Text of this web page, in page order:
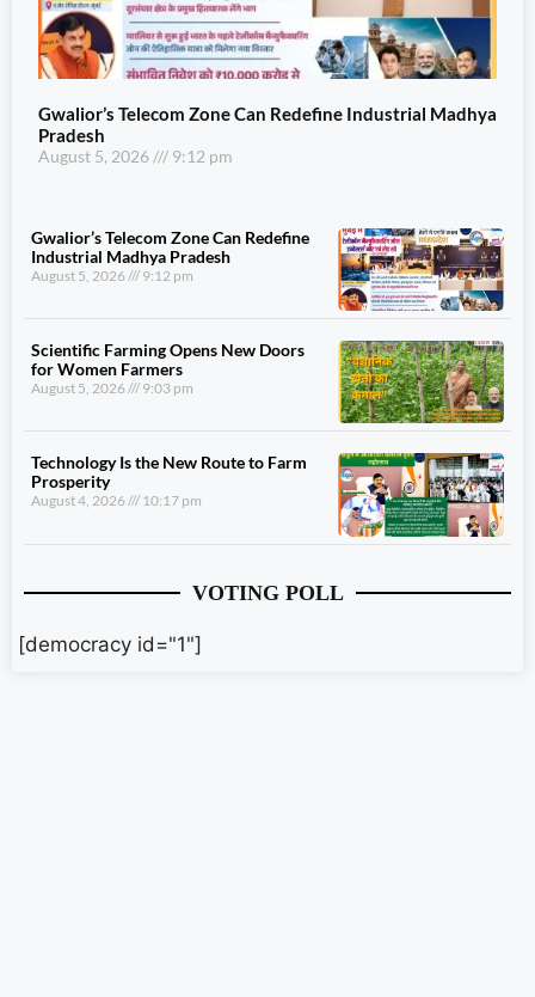
Gwalior’s Telecom Zone Can Redefine Industrial Madhya
Pradesh
August 5, 2026 9:12 pm
Gwalior’s Telecom Zone Can Redefine
Industrial Madhya Pradesh
August 5, 2026 9:12 pm
Scientific Farming Opens New Doors
for Women Farmers
August 5, 2026 9:03 pm
Technology Is the New Route to Farm
Prosperity
August 4, 2026 10:17 pm
VOTING POLL
[democracy id="1"]